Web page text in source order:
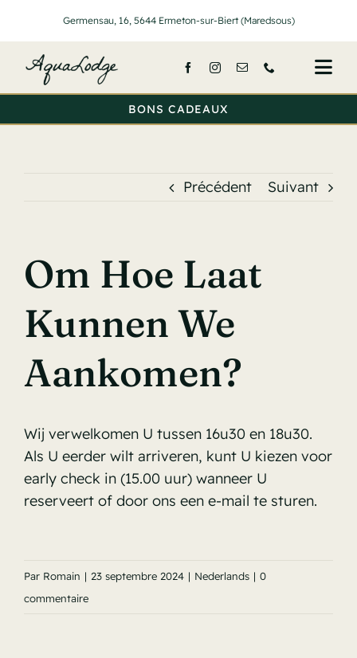
contenu
Germensau, 16, 5644 Ermeton-sur-Biert (Maredsous)
BONS CADEAUX
Précédent Suivant
Om Hoe Laat
Kunnen We
Aankomen?
Wij verwelkomen U tussen 16u30 en 18u30.
Als U eerder wilt arriveren, kunt U kiezen voor
early check in (15.00 uur) wanneer U
reserveert of door ons een e-mail te sturen.
Par Romain | 23 septembre 2024 | Nederlands | 0
commentaire